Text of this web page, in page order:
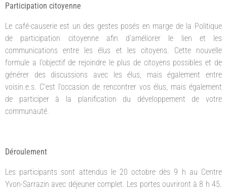
Participation citoyenne
Le café-causerie est un des gestes posés en marge de la Politique
de participation citoyenne afin d’améliorer le lien et les
communications entre les élus et les citoyens. Cette nouvelle
formule a l’objectif de rejoindre le plus de citoyens possibles et de
générer des discussions avec les élus, mais également entre
voisin.e.s. C’est l’occasion de rencontrer vos élus, mais également
de participer à la planification du développement de votre
communauté.
Déroulement
Les participants sont attendus le 20 octobre dès 9 h au Centre
Yvon-Sarrazin avec déjeuner complet. Les portes ouvriront à 8 h 45.